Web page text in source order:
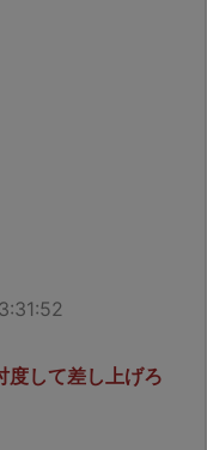
度して差し上げろ